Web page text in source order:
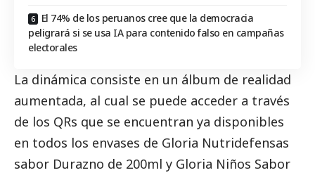
El 74% de los peruanos cree que la democracia
peligrará si se usa IA para contenido falso en campañas
electorales
La dinámica consiste en un álbum de realidad
aumentada, al cual se puede acceder a través
de los QRs que se encuentran ya disponibles
en todos los envases de Gloria Nutridefensas
sabor Durazno de 200ml y Gloria Niños Sabor